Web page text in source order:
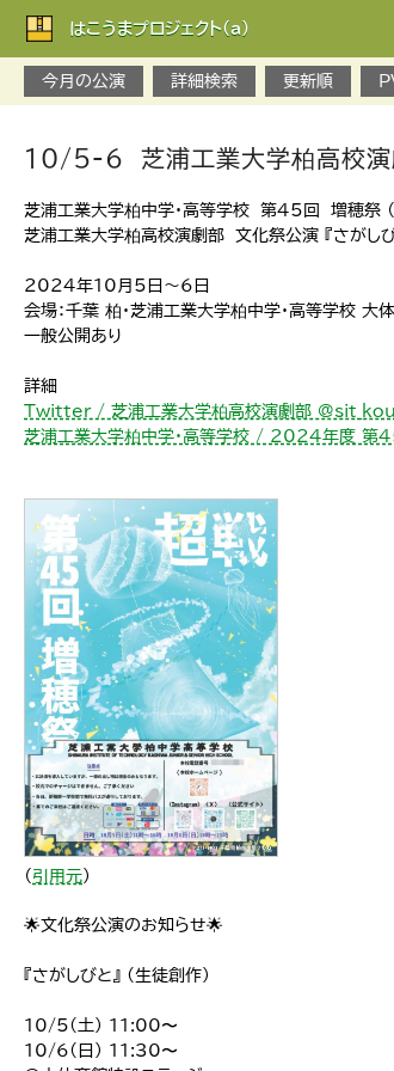
はこうまプロジェクト(a)
今月の公演 詳細検索 更新順
10/5-6 芝浦工業大学柏高校演
芝浦工業大学柏中学・高等学校 第45回 増穂祭 （
芝浦工業大学柏高校演劇部 文化祭公演 『さがし
2024年10月5日～6日
会場：千葉 柏・芝浦工業大学柏中学・高等学校
一般公開あり
詳細
Twitter / 芝浦工業大学柏高校演劇部
芝浦工業大学柏中学・高等学校 / 2024年度 第
（ 引用元）
🌟文化祭公演のお知らせ🌟
『さがしびと』 (生徒創作)
10/5(土) 11:00〜
10/6(日) 11:30〜